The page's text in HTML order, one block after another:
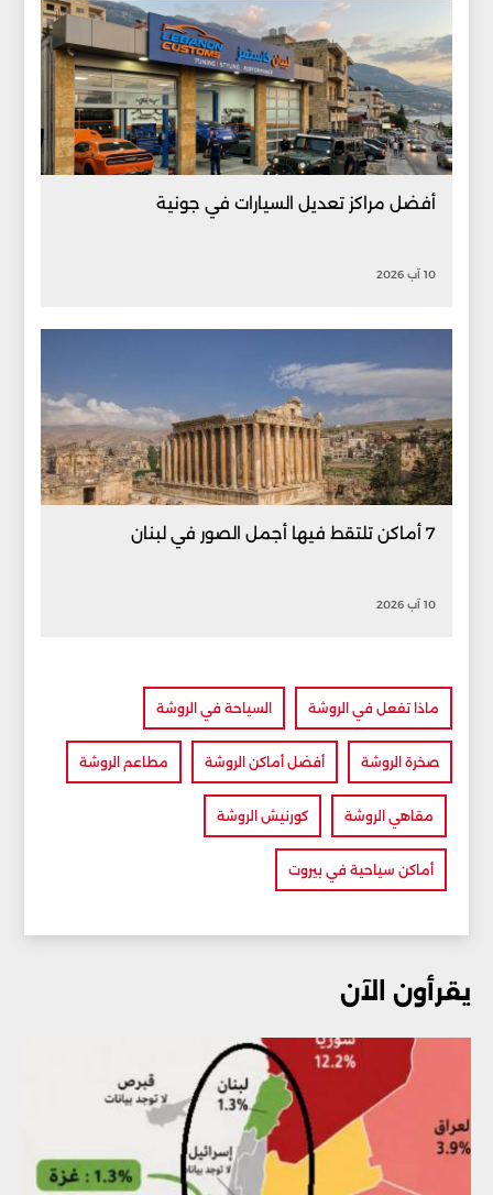
أفضل مراكز تعديل السيارات في جونية
10 آب 2026
7 أماكن تلتقط فيها أجمل الصور في لبنان
10 آب 2026
ماذا تفعل في الروشة السياحة في الروشة
صخرة الروشة أفضل أماكن الروشة مطاعم الروشة
مقاهي الروشة كورنيش الروشة
أماكن سياحية في بيروت
يقرأون الآن